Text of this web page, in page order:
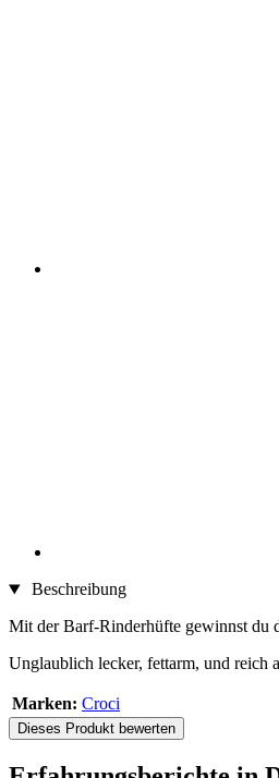
Beschreibung
Mit der Barf-Rinderhüfte gewinnst du
Unglaublich lecker, fettarm, und reich
Marken: Croci
Dieses Produkt bewerten